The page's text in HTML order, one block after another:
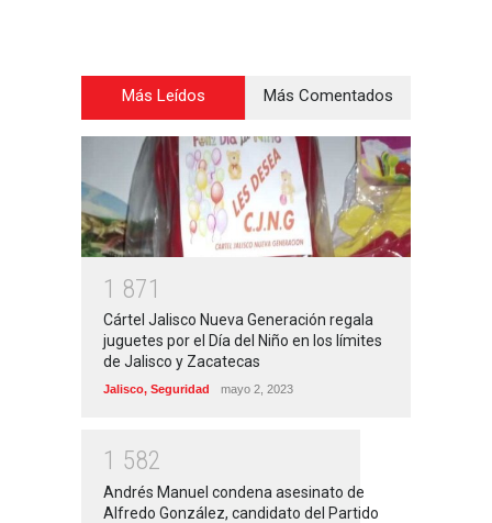
Más Leídos Más Comentados
1 871
Cártel Jalisco Nueva Generación regala
juguetes por el Día del Niño en los límites
de Jalisco y Zacatecas
Jalisco, Seguridad mayo 2, 2023
1 582
Andrés Manuel condena asesinato de
Alfredo González, candidato del Partido